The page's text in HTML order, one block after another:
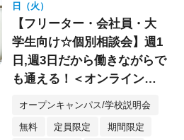
日（火）
【フリーター・会社員・大
学生向け☆個別相談会】週1
日,週3日だから働きながらで
も通える！＜オンライン参
加もOK★＞
オープンキャンパス/学校説明会
無料 定員限定 期間限定